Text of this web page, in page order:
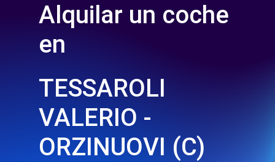
Alquilar un coche
en
TESSAROLI
VALERIO -
ORZINUOVI (C)